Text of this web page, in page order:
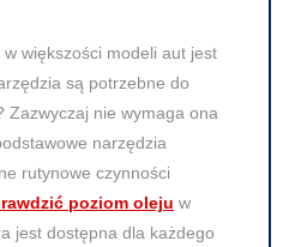
większości modeli aut jest
są potrzebne do
Zazwyczaj nie wymaga ona
narzędzia
rutynowe czynności
poziom oleju w
jest dostępna dla każdego